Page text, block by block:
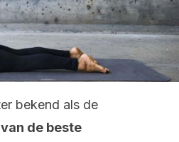
bekend als de
de beste